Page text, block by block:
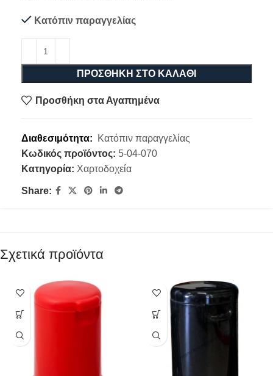
Κατόπιν παραγγελίας
ΠΡΟΣΘΉΚΗ ΣΤΟ ΚΑΛΆΘΙ
Προσθήκη στα Αγαπημένα
Διαθεσιμότητα:
Κατόπιν παραγγελίας
Κωδικός προϊόντος: 5-04-070
Κατηγορία: Χαρτοδοχεία
Share:
Σχετικά προϊόντα